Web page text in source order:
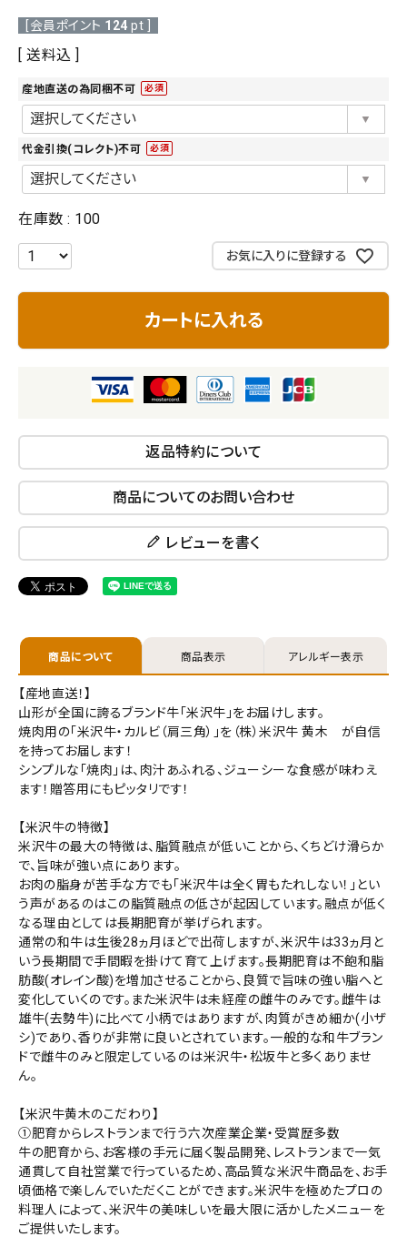
プライバシーポリシー
お問い合わせ
キーワード
価格から探す
円 ～
在庫の有無
在庫あり
在庫なしを含む
検索する
産地直送の為同梱不可
(必
須)
代金引換(コレクト)不可
(必
須)
お気に入りに登録する
[会員ポイント 124 pt ]
送料込
産地直送の為同梱不可
(必
代金引換(コレクト)不可
(必
在庫数 100
お気に入りに登録する
カートに入れる
返品特約について
商品についてのお問い合わせ
レビューを書く
商品について 商品表示 アレルギー表示
【産地直送！】
山形が全国に誇るブランド牛「米沢牛」をお届けします。
焼肉用の「米沢牛・カルビ（肩三角）」を（株）米沢牛 黄木 が自信
を持ってお届します！
シンプルな「焼肉」は、肉汁あふれる、ジューシーな食感が味わえ
ます！贈答用にもピッタリです！
【米沢牛の特徴】
米沢牛の最大の特徴は、脂質融点が低いことから、くちどけ滑らか
で、旨味が強い点にあります。
お肉の脂身が苦手な方でも「米沢牛は全く胃もたれしない！」とい
う声があるのはこの脂質融点の低さが起因しています。融点が低く
なる理由としては長期肥育が挙げられます。
通常の和牛は生後28ヵ月ほどで出荷しますが、米沢牛は33ヵ月と
いう長期間で手間暇を掛けて育て上げます。長期肥育は不飽和脂
肪酸(オレイン酸)を増加させることから、良質で旨味の強い脂へと
変化していくのです。また米沢牛は未経産の雌牛のみです。雌牛は
雄牛(去勢牛)に比べて小柄ではありますが、肉質がきめ細か(小ザ
シ)であり、香りが非常に良いとされています。一般的な和牛ブラン
ドで雌牛のみと限定しているのは米沢牛・松坂牛と多くありませ
ん。
【米沢牛黄木のこだわり】
①肥育からレストランまで行う六次産業企業・受賞歴多数
牛の肥育から、お客様の手元に届く製品開発、レストランまで一気
通貫して自社営業で行っているため、高品質な米沢牛商品を、お手
頃価格で楽しんでいただくことができます。米沢牛を極めたプロの
料理人によって、米沢牛の美味しいを最大限に活かしたメニューを
ご提供いたします。